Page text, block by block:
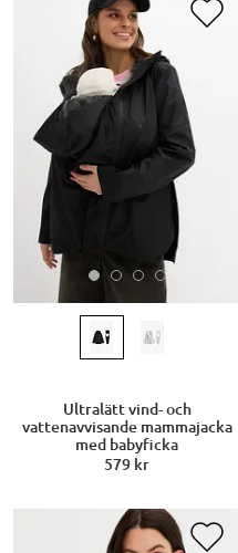
Ultralätt vind- och
vattenavvisande mammajacka
med babyficka
579 kr